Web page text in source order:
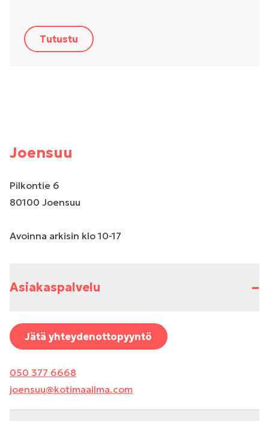
Tutustu
Joensuu
Pilkontie 6
80100 Joensuu
Avoinna arkisin klo 10-17
Asiakaspalvelu –
Jätä yhteydenottopyyntö
050 377 6668
joensuu@kotimaailma.com